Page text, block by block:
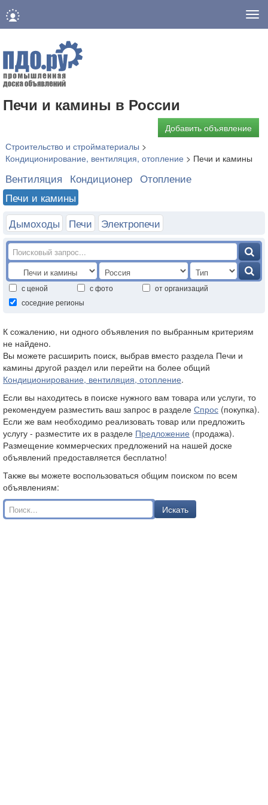
Печи и камины в России
Добавить объявление
Строительство и стройматериалы >
Кондиционирование, вентиляция, отопление > Печи и камины
Вентиляция Кондиционер Отопление
Печи и камины
Дымоходы
Печи Электропечи
с ценой с фото
от организаций
соседние регионы
К сожалению, ни одного объявления по выбранным критериям
не найдено.
Вы можете расширить поиск, выбрав вместо раздела Печи и
камины другой раздел или перейти на более общий
Кондиционирование, вентиляция, отопление.
Если вы находитесь в поиске нужного вам товара или услуги, то
рекомендуем разместить ваш запрос в разделе Спрос (покупка).
Если же вам необходимо реализовать товар или предложить
услугу - разместите их в разделе Предложение (продажа).
Размещение коммерческих предложений на нашей доске
объявлений предоставляется бесплатно!
Также вы можете воспользоваться общим поиском по всем
объявлениям:
Искать